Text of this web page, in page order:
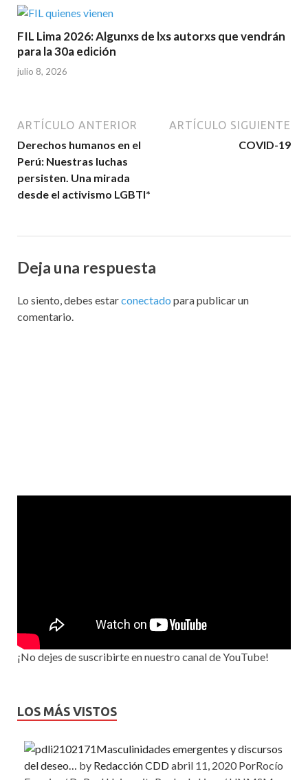
FIL Lima 2026: Algunxs de lxs autorxs que vendrán
para la 30a edición
julio 8, 2026
ARTÍCULO ANTERIOR
Derechos humanos en el
Perú: Nuestras luchas
persisten. Una mirada
desde el activismo LGBTI*
ARTÍCULO SIGUIENTE
COVID-19
Deja una respuesta
Lo siento, debes estarconectado para publicar un
comentario.
¡No dejes de suscribirte en nuestro canal de YouTube!
LOS MÁS VISTOS
Masculinidades emergentes y discursos
del deseo… by Redacción CDDabril 11, 2020 PorRocío